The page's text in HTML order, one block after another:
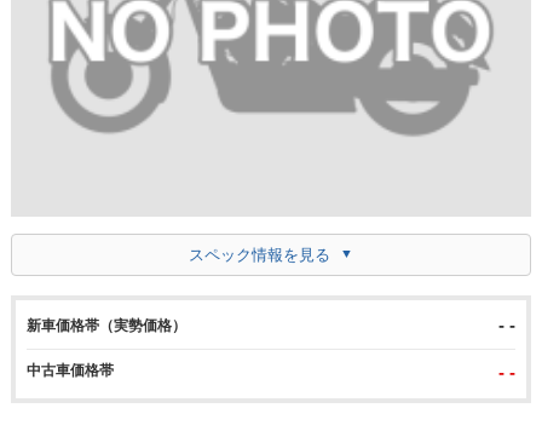
スペック情報を見る
新車価格帯（実勢価格） - -
中古車価格帯 - -